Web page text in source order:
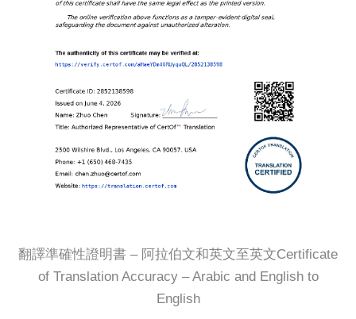
翻譯準確性證明書 – 阿拉伯文和英文至英文Certificate
of Translation Accuracy – Arabic and English to
English